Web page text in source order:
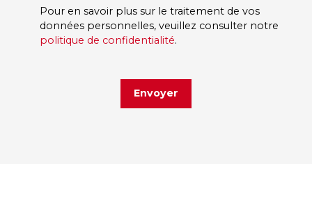
Pour en savoir plus sur le traitement de vos
données personnelles, veuillez consulter notre
politique de confidentialité.
Envoyer